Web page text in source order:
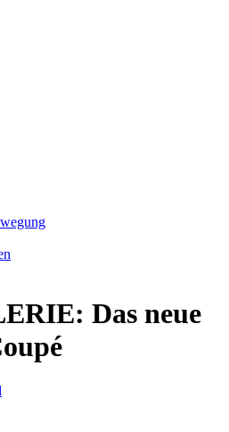
Das neue